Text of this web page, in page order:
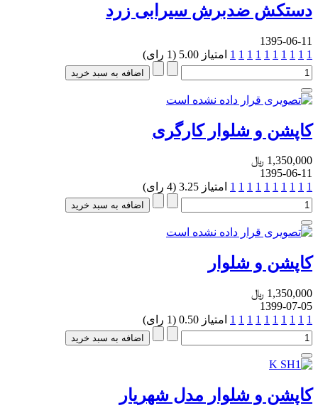
دستکش ضدبرش سیرابی زرد
1395-06-11
1
1
1
1
1
1
1
1
1
1 امتیاز 5.00 (1 رای)
اضافه به سبد خرید
کاپشن و شلوار کارگری
1,350,000 ﷼
1395-06-11
1
1
1
1
1
1
1
1
1
1 امتیاز 3.25 (4 رای)
اضافه به سبد خرید
کاپشن و شلوار
1,350,000 ﷼
1399-07-05
1
1
1
1
1
1
1
1
1
1 امتیاز 0.50 (1 رای)
اضافه به سبد خرید
کاپشن و شلوار مدل شهریار